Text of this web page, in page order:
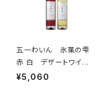
五一わいん 氷菓の雫
赤 白 デザートワイン
セット 375ml×２ 箱
¥5,060